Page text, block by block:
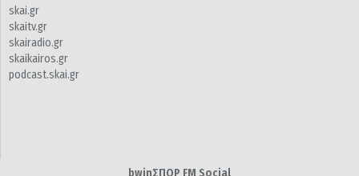
skai.gr
skaitv.gr
skairadio.gr
skaikairos.gr
podcast.skai.gr
bwinΣΠΟΡ FM Social